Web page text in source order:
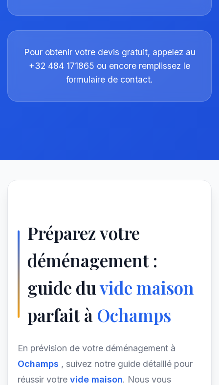
Pour obtenir votre devis gratuit, appelez au
+32 484 171865 ou encore remplissez le
formulaire de contact.
Préparez votre
déménagement :
guide duvide maison
parfait à Ochamps
En prévision de votre déménagement à
Ochamps , suivez notre guide détaillé pour
réussir votre vide maison. Nous vous